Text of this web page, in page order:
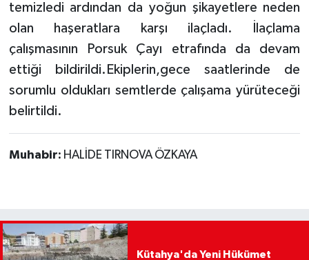
temizledi ardından da yoğun şikayetlere neden
olan haşeratlara karşı ilaçladı. İlaçlama
çalışmasının Porsuk Çayı etrafında da devam
ettiği bildirildi.Ekiplerin,gece saatlerinde de
sorumlu oldukları semtlerde çalışama yürüteceği
belirtildi.
Muhabir: HALİDE TIRNOVA ÖZKAYA
Kütahya'da Yeni Hükümet